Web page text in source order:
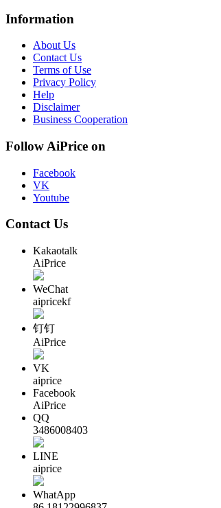
Information
About Us
Contact Us
Terms of Use
Privacy Policy
Help
Disclaimer
Business Cooperation
Follow AiPrice on
Facebook
VK
Youtube
Contact Us
Kakaotalk
AiPrice
WeChat
aipricekf
钉钉
AiPrice
VK
aiprice
Facebook
AiPrice
QQ
3486008403
LINE
aiprice
WhatApp